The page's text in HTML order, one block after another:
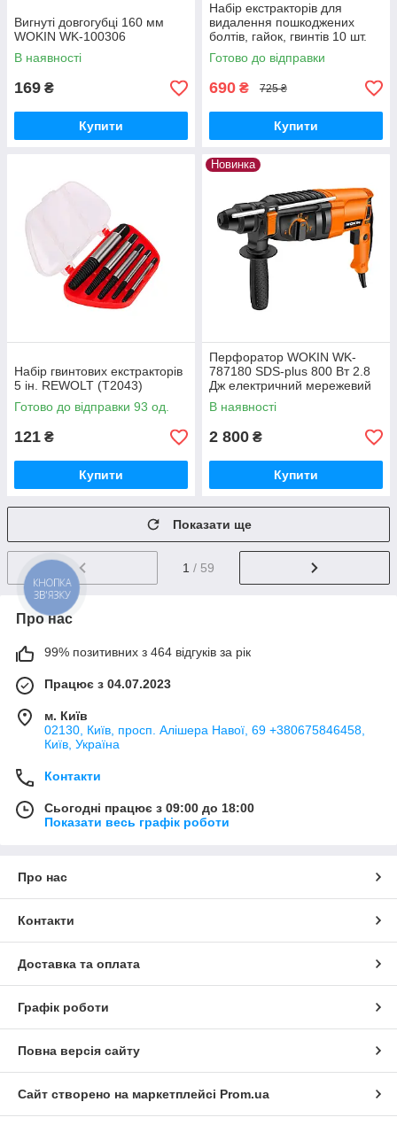
Вигнуті довгогубці 160 мм
WOKIN WK-100306
В наявності
169 ₴
Купити
Набір екстракторів для
видалення пошкоджених
болтів, гайок, гвинтів 10 шт.
Готово до відправки
690 ₴ 725 ₴
Купити
Набір гвинтових екстракторів
5 ін. REWOLT (T2043)
Готово до відправки 93 од.
121 ₴
Купити
Новинка
Перфоратор WOKIN WK-
787180 SDS-plus 800 Вт 2.8
Дж електричний мережевий
В наявності
2 800 ₴
Купити
Показати ще
1 / 59
Про нас
99% позитивних з 464 відгуків за рік
Працює з 04.07.2023
м. Київ
02130, Київ, просп. Алішера Навої, 69 +380675846458,
Київ, Україна
Контакти
Сьогодні працює з 09:00 до 18:00
Показати весь графік роботи
Про нас
Контакти
Доставка та оплата
Графік роботи
Повна версія сайту
Сайт створено на маркетплейсі Prom.ua
КНОПКА
ЗВ'ЯЗКУ